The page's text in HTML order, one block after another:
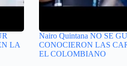
LA
Nairo Quintana NO SE
CONOCIERON LAS
EL COLOMBIANO